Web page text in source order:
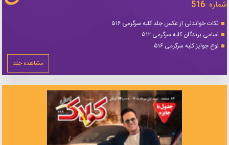
شماره :516
نکات خواندنی از عکس جلد کلبه سرگرمی ۵۱۶
اسامی برندگان کلبه سرگرمی ۵۱۲
نوع جوایز کلبه سرگرمی ۵۱۶
مشاهده جلد